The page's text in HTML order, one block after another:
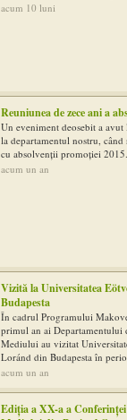
acum 10 luni
Reuniunea de zece ani a
Un eveniment deosebit a
la departamentul nostru,
cu absolvenții promoției 2015.
acum un an
Vizită la Universitatea
Budapesta
În cadrul Programului
primul an ai Departamentului
Mediului au vizitat
Loránd din Budapesta în
acum un an
Ediția a XX-a a